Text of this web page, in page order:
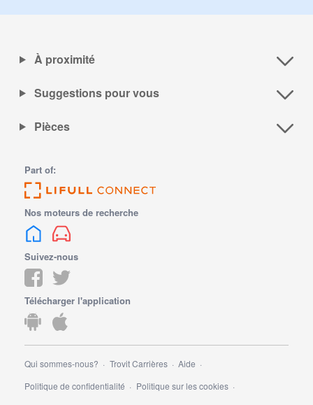
À proximité
Suggestions pour vous
Pièces
Part of:
Nos moteurs de recherche
Suivez-nous
Télécharger l'application
Qui sommes-nous? Trovit Carrières
Aide
Politique de confidentialité
Politique sur les cookies